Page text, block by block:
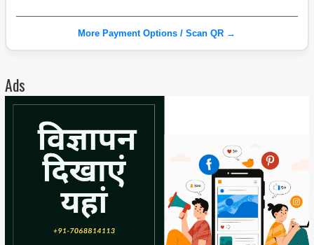
More Payment Options / Scan QR →
Ads